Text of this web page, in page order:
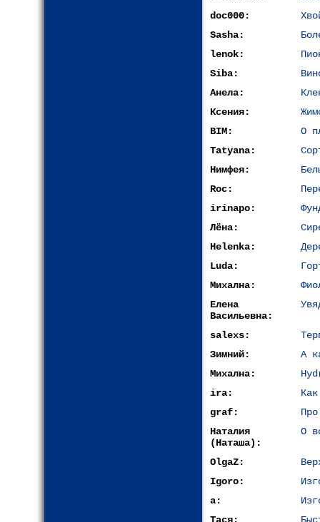
doc000:
Sasha:
lenok:
Siba:
Анела:
Ксения:
BIM:
О
Tatyana:
Нимфея:
Roc:
irinapo:
Лёна:
Helenka:
Luda:
Михална:
Елена
Васильевна:
salexs:
Зимний:
А
Михална:
ira:
graf:
Наталия
(Наташа):
О
OlgaZ:
Igoro:
a: